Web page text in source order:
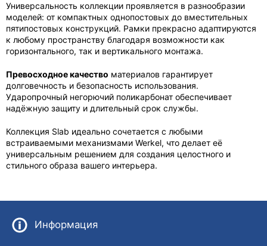
Универсальность коллекции проявляется в разнообразии
моделей: от компактных однопостовых до вместительных
пятипостовых конструкций. Рамки прекрасно адаптируются
к любому пространству благодаря возможности как
горизонтального, так и вертикального монтажа.
Превосходное качество материалов гарантирует
долговечность и безопасность использования.
Ударопрочный негорючий поликарбонат обеспечивает
надёжную защиту и длительный срок службы.
Коллекция Slab идеально сочетается с любыми
встраиваемыми механизмами Werkel, что делает её
универсальным решением для создания целостного и
стильного образа вашего интерьера.
Информация